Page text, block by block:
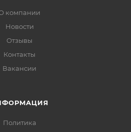
компании
Новости
Отзывы
Контакты
Вакансии
Политика